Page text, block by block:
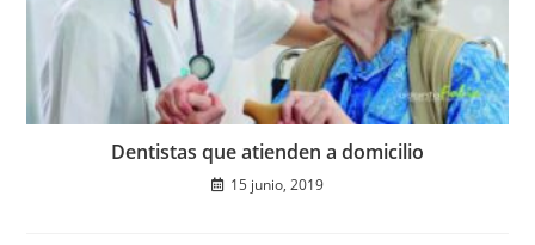
Dentistas que atienden a domicilio
15 junio, 2019